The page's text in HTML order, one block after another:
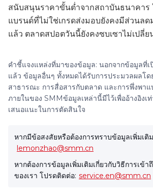
สนับสนุนราคาขั้นต่ำจากสถาบันธนาคาร
แบรนด์ที่ไม่ใช่เกรดส่งมอบยังคงมีส่วนลด
แล้ว ตลาดสปอตวันนี้ยังคงซบเซาไม่เปลี่ย
คำชี้แจงแหล่งที่มาของข้อมูล: นอกจากข้อมูลที่เ
แล้ว ข้อมูลอื่นๆ ทั้งหมดได้รับการประมวลผลโ
สาธารณะ การสื่อสารกับตลาด และการพึ่งพา
ภายในของ SMMข้อมูลเหล่านี้มีไว้เพื่ออ้างอิงเ
เสนอแนะในการตัดสินใจ
หากมีข้อสงสัยหรือต้องการทราบข้อมูลเพิ่มเติ
lemonzhao@smm.cn
หากต้องการข้อมูลเพิ่มเติมเกี่ยวกับวิธีการเข้า
ของเรา โปรดติดต่อ: service.en@smm.cn